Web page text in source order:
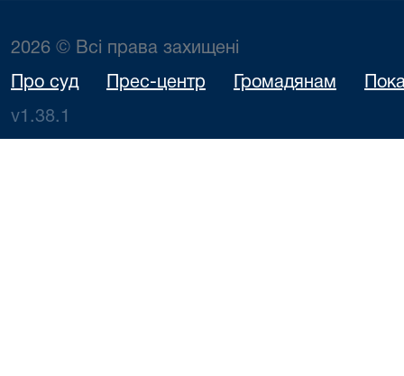
2026 © Всі права захищені
Про суд Прес-центр Громадянам
v1.38.1